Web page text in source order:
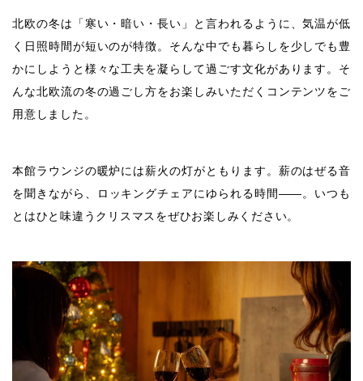
北欧の冬は「寒い・暗い・長い」と言われるように、気温が低
く日照時間が短いのが特徴。そんな中でも暮らしを少しでも豊
かにしようと様々な工夫を凝らして過ごす文化があります。そ
んな北欧流の冬の過ごし方をお楽しみいただくコンテンツをご
用意しました。
本館ラウンジの暖炉には薪火の灯がともります。薪のはぜる音
を聞きながら、ロッキングチェアにゆられる時間――。いつも
とはひと味違うクリスマスをぜひお楽しみください。